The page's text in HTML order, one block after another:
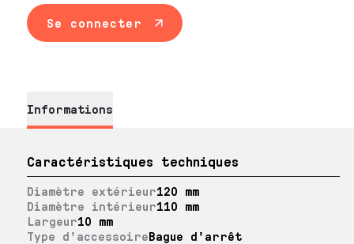
Se connecter
Informations
Caractéristiques techniques
Diamètre extérieur120 mm
Diamètre intérieur110 mm
Largeur10 mm
Type d'accessoireBague d'arrêt